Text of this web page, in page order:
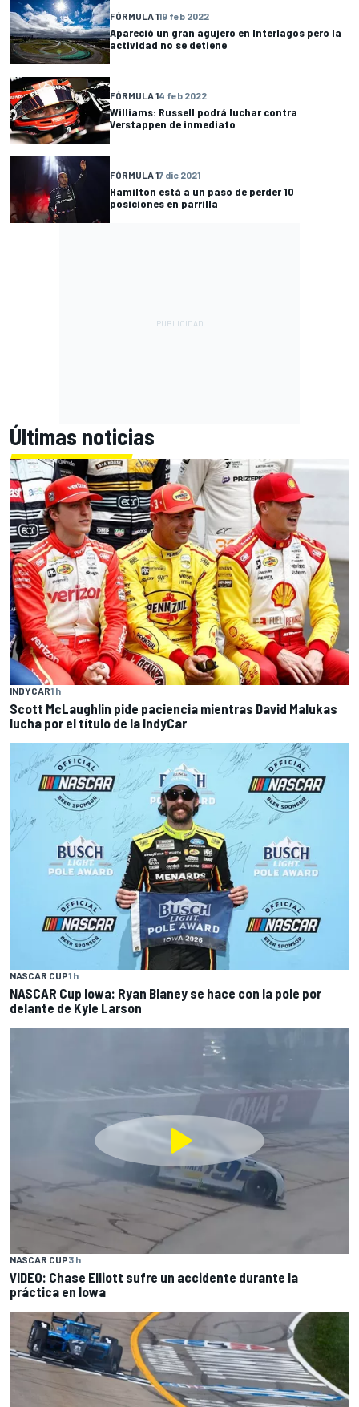
FÓRMULA 119 feb 2022
Apareció un gran agujero en Interlagos pero la
actividad no se detiene
FÓRMULA 14 feb 2022
Williams: Russell podrá luchar contra
Verstappen de inmediato
FÓRMULA 17 dic 2021
Hamilton está a un paso de perder 10
posiciones en parrilla
Últimas noticias
INDYCAR1 h
Scott McLaughlin pide paciencia mientras David Malukas
lucha por el título de la IndyCar
NASCAR CUP1 h
NASCAR Cup Iowa: Ryan Blaney se hace con la pole por
delante de Kyle Larson
NASCAR CUP3 h
VIDEO: Chase Elliott sufre un accidente durante la
práctica en Iowa